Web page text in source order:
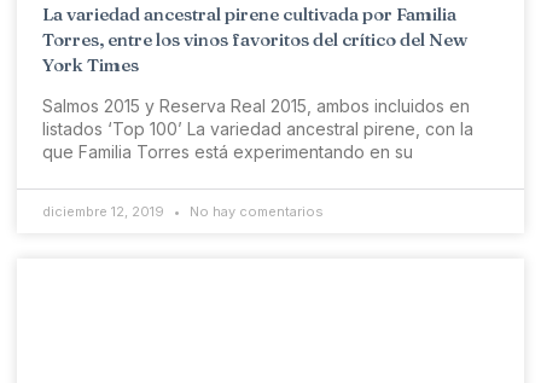
La variedad ancestral pirene cultivada por Familia
Torres, entre los vinos favoritos del crítico del New
York Times
Salmos 2015 y Reserva Real 2015, ambos incluidos en
listados ‘Top 100’ La variedad ancestral pirene, con la
que Familia Torres está experimentando en su
diciembre 12, 2019 No hay comentarios